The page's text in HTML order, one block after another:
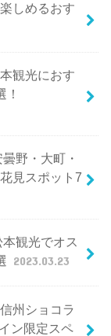
しめるおす
観光におす
野・大町・
見スポット7
観光でオス
2023.03.23
州ショコラ
ン限定スペ